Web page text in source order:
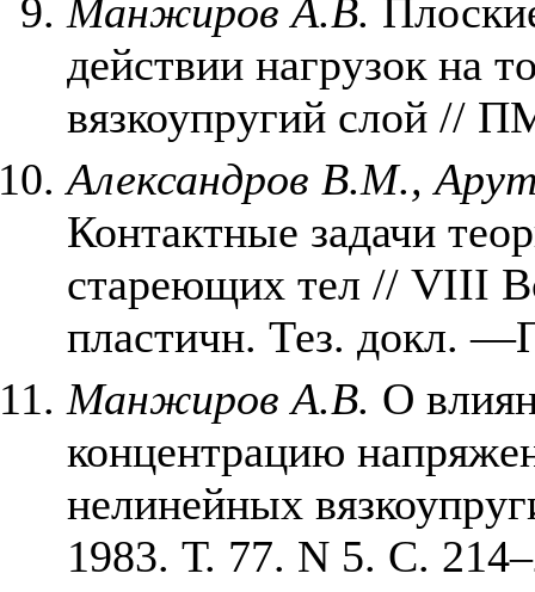
Манжиров А.В.
действии нагрузок на
вязкоупругий слой //
Александров В.М.,
Контактные задачи
стареющих тел // VIII
пластичн. Тез. докл.
Манжиров А.В. О
концентрацию
нелинейных
1983. Т. 77. N 5. С.